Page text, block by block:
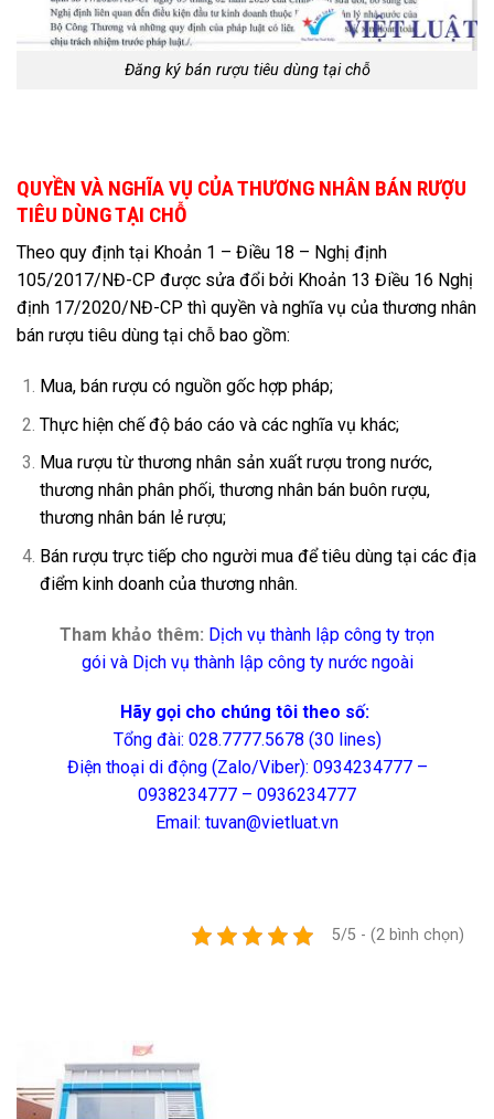
Đăng ký bán rượu tiêu dùng tại chỗ
QUYỀN VÀ NGHĨA VỤ CỦA THƯƠNG NHÂN BÁN RƯỢU
TIÊU DÙNG TẠI CHỖ
Theo quy định tại Khoản 1 – Điều 18 – Nghị định
105/2017/NĐ-CP được sửa đổi bởi Khoản 13 Điều 16 Nghị
định 17/2020/NĐ-CP thì quyền và nghĩa vụ của thương nhân
bán rượu tiêu dùng tại chỗ bao gồm:
Mua, bán rượu có nguồn gốc hợp pháp;
Thực hiện chế độ báo cáo và các nghĩa vụ khác;
Mua rượu từ thương nhân sản xuất rượu trong nước,
thương nhân phân phối, thương nhân bán buôn rượu,
thương nhân bán lẻ rượu;
Bán rượu trực tiếp cho người mua để tiêu dùng tại các địa
điểm kinh doanh của thương nhân.
Tham khảo thêm: Dịch vụ thành lập công ty trọn
góivà Dịch vụ thành lập công ty nước ngoài
Hãy gọi cho chúng tôi theo số:
Tổng đài: 028.7777.5678 (30 lines)
Điện thoại di động (Zalo/Viber): 0934234777 –
0938234777 – 0936234777
Email: tuvan@vietluat.vn
5/5 - (2 bình chọn)